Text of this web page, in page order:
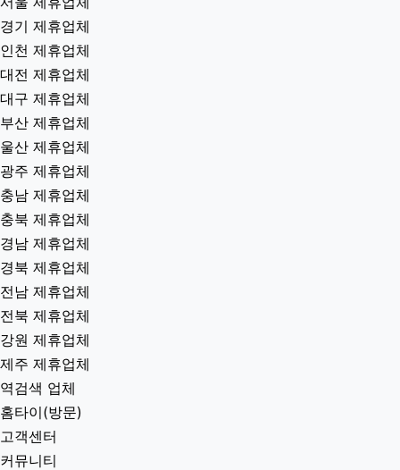
경기 제휴업체
인천 제휴업체
대전 제휴업체
대구 제휴업체
부산 제휴업체
울산 제휴업체
광주 제휴업체
충남 제휴업체
충북 제휴업체
경남 제휴업체
경북 제휴업체
전남 제휴업체
전북 제휴업체
강원 제휴업체
제주 제휴업체
역검색 업체
홈타이(방문)
고객센터
커뮤니티